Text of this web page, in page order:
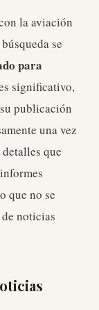
la aviación
se
para
significativo,
publicación
una vez
que
que no se
noticias